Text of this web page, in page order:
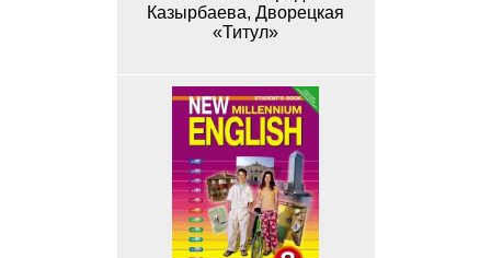
Казырбаева, Дворецкая
«Титул»